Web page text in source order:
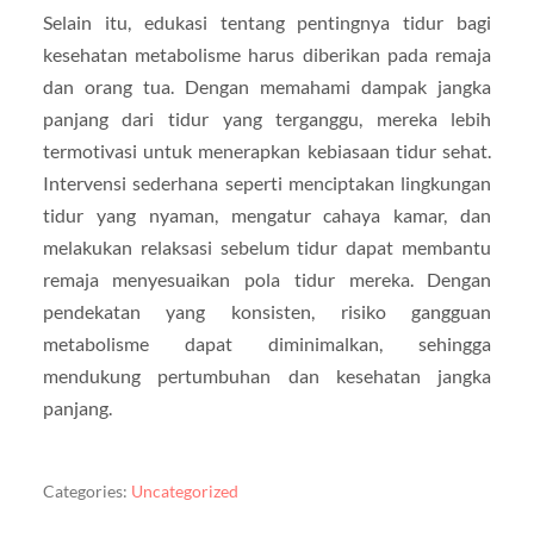
Selain itu, edukasi tentang pentingnya tidur bagi
kesehatan metabolisme harus diberikan pada remaja
dan orang tua. Dengan memahami dampak jangka
panjang dari tidur yang terganggu, mereka lebih
termotivasi untuk menerapkan kebiasaan tidur sehat.
Intervensi sederhana seperti menciptakan lingkungan
tidur yang nyaman, mengatur cahaya kamar, dan
melakukan relaksasi sebelum tidur dapat membantu
remaja menyesuaikan pola tidur mereka. Dengan
pendekatan yang konsisten, risiko gangguan
metabolisme dapat diminimalkan, sehingga
mendukung pertumbuhan dan kesehatan jangka
panjang.
Categories: Uncategorized